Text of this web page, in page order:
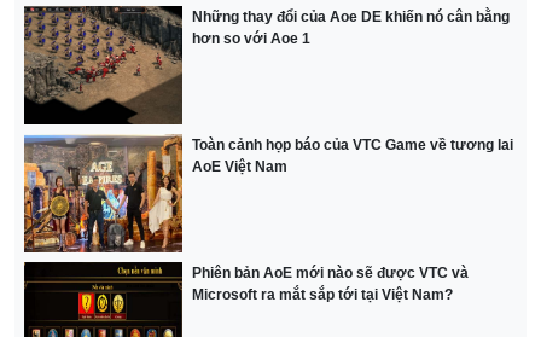
Những thay đổi của Aoe DE khiến nó cân bằng
hơn so với Aoe 1
Toàn cảnh họp báo của VTC Game về tương lai
AoE Việt Nam
Phiên bản AoE mới nào sẽ được VTC và
Microsoft ra mắt sắp tới tại Việt Nam?